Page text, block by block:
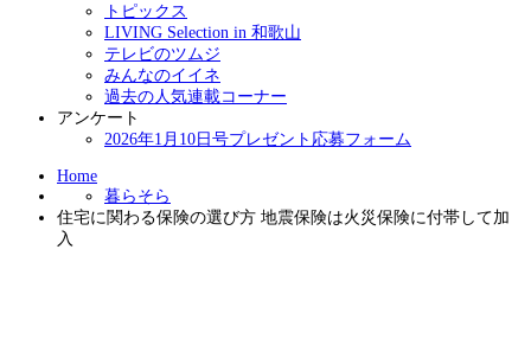
トピックス
LIVING Selection in 和歌山
テレビのツムジ
みんなのイイネ
過去の人気連載コーナー
アンケート
2026年1月10日号プレゼント応募フォーム
Home
暮らそら
住宅に関わる保険の選び方 地震保険は火災保険に付帯して加
入